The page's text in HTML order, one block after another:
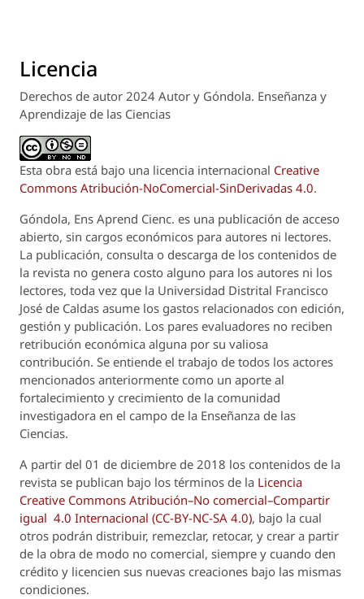
Licencia
Derechos de autor 2024 Autor y Góndola. Enseñanza y
Aprendizaje de las Ciencias
Esta obra está bajo una licencia internacional Creative
Commons Atribución-NoComercial-SinDerivadas 4.0.
Góndola, Ens Aprend Cienc. es una publicación de acceso
abierto, sin cargos económicos para autores ni lectores.
La publicación, consulta o descarga de los contenidos de
la revista no genera costo alguno para los autores ni los
lectores, toda vez que la Universidad Distrital Francisco
José de Caldas asume los gastos relacionados con edición,
gestión y publicación. Los pares evaluadores no reciben
retribución económica alguna por su valiosa
contribución. Se entiende el trabajo de todos los actores
mencionados anteriormente como un aporte al
fortalecimiento y crecimiento de la comunidad
investigadora en el campo de la Enseñanza de las
Ciencias.
A partir del 01 de diciembre de 2018 los contenidos de la
revista se publican bajo los términos de la Licencia
Creative Commons Atribución–No comercial–Compartir
igual 4.0 Internacional (CC-BY-NC-SA 4.0), bajo la cual
otros podrán distribuir, remezclar, retocar, y crear a partir
de la obra de modo no comercial, siempre y cuando den
crédito y licencien sus nuevas creaciones bajo las mismas
condiciones.